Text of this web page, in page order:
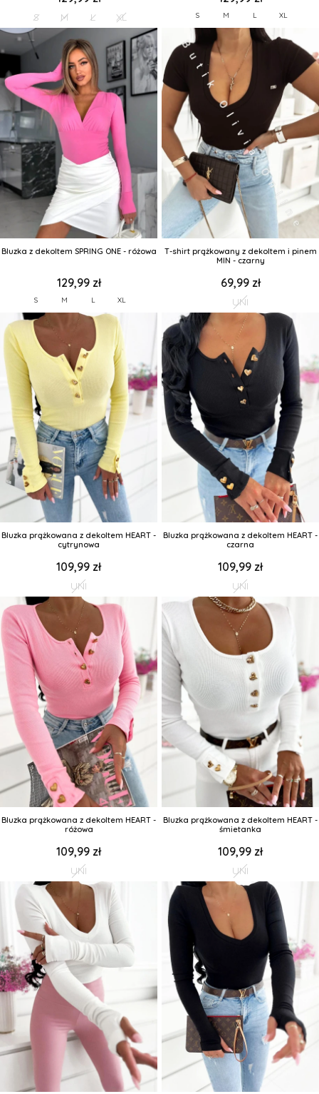
S M L XL S M L XL
Bluzka z dekoltem SPRING ONE - różowa
129,99 zł
S M L XL
T-shirt prążkowany z dekoltem i pinem
MIN - czarny
69,99 zł
UNI
Bluzka prążkowana z dekoltem HEART -
cytrynowa
109,99 zł
UNI
Bluzka prążkowana z dekoltem HEART -
czarna
109,99 zł
UNI
Bluzka prążkowana z dekoltem HEART -
różowa
109,99 zł
UNI
Bluzka prążkowana z dekoltem HEART -
śmietanka
109,99 zł
UNI